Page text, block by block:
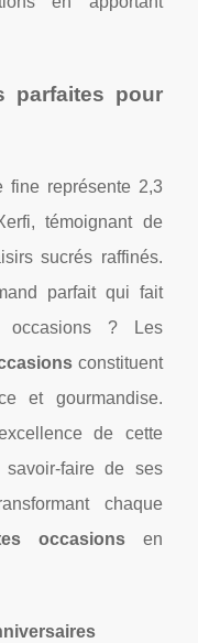
parfaites pour
fine représente 2,3
témoignant de
sucrés raffinés.
parfait qui fait
occasions ? Les
constituent
et gourmandise.
de cette
savoir-faire de ses
chaque
occasionsen